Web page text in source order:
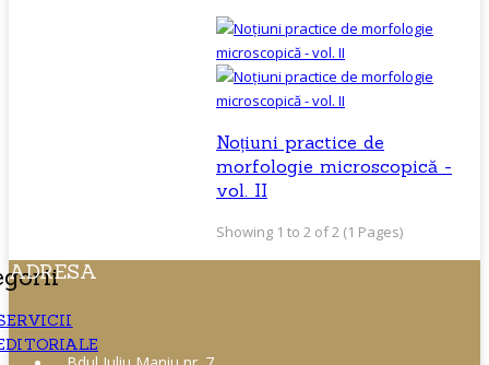
Noțiuni practice de
morfologie microscopică -
vol. II
Showing 1 to 2 of 2 (1 Pages)
ADRESA